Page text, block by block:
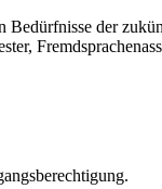
der